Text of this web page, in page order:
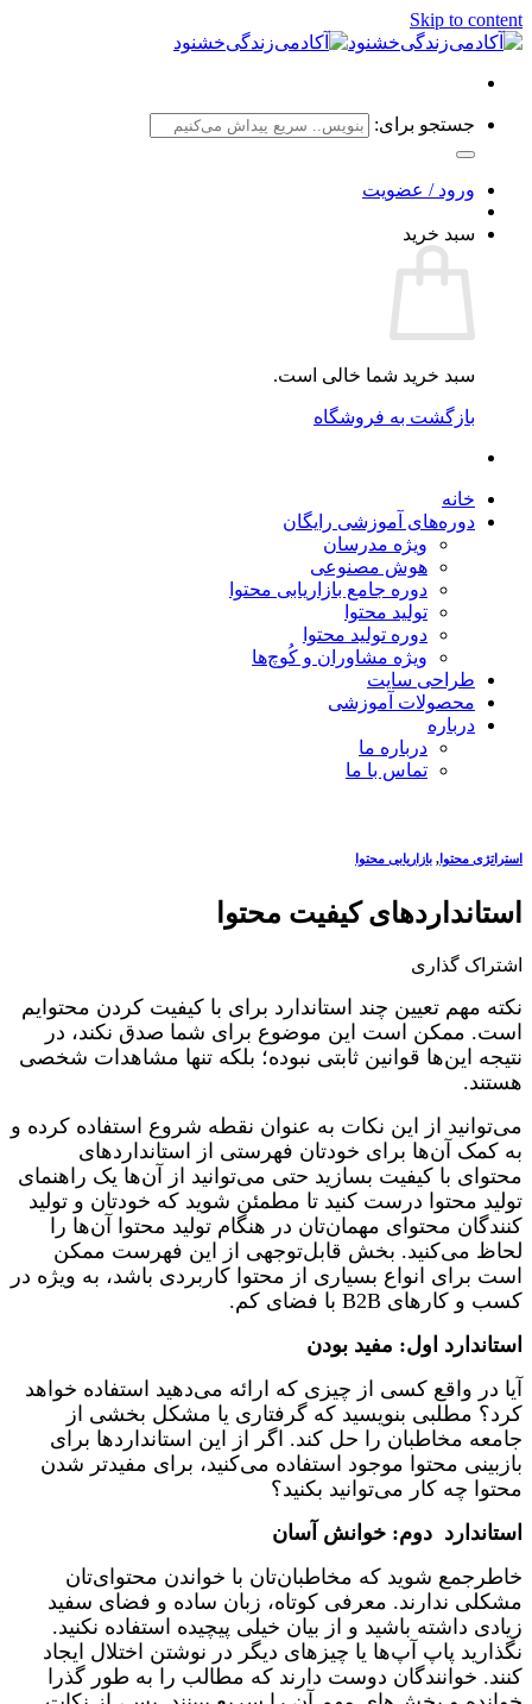
Skip to content
جستجو برای:
ورود / عضویت
سبد خرید
سبد خرید شما خالی است.
بازگشت به فروشگاه
خانه
دوره‌های آموزشی رایگان
ویژه مدرسان
هوش مصنوعی
دوره جامع بازاریابی محتوا
تولید محتوا
دوره تولید محتوا
ویژه مشاوران و کُوچ‌ها
طراحی سایت
محصولات آموزشی
درباره
درباره ما
تماس با ما
استراتژی محتوا, بازاریابی محتوا
استانداردهای کیفیت محتوا
اشتراک گذاری
نکته مهم تعیین چند استاندارد برای با کیفیت کردن محتوایم
است. ممکن است این موضوع برای شما صدق نکند، در
نتیجه این‌ها قوانین ثابتی نبوده؛ بلکه تنها مشاهدات شخصی
هستند.
می‌توانید از این نکات به عنوان نقطه شروع استفاده کرده و
به کمک آن‌ها برای خودتان فهرستی از استانداردهای
محتوای با کیفیت بسازید حتی می‌توانید از آن‌ها یک راهنمای
تولید محتوا درست کنید تا مطمئن شوید که خودتان و تولید
کنندگان محتوای مهمان‌تان در هنگام تولید محتوا آن‌ها را
لحاظ می‌کنید. بخش قابل‌توجهی از این فهرست ممکن
است برای انواع بسیاری از محتوا کاربردی باشد، به ویژه در
کسب و کارهای B2B با فضای کم.
استاندارد اول: مفید بودن
آیا در واقع کسی از چیزی که ارائه می‌دهید استفاده خواهد
کرد؟ مطلبی بنویسید که گرفتاری یا مشکل بخشی از
جامعه مخاطبان را حل کند. اگر از این استانداردها برای
بازبینی محتوا موجود استفاده می‌کنید، برای مفیدتر شدن
محتوا چه کار می‌توانید بکنید؟
استاندارد دوم: خوانش آسان
خاطرجمع شوید که مخاطبان‌تان با خواندن محتوای‌تان
مشکلی ندارند. معرفی کوتاه، زبان ساده و فضای سفید
زیادی داشته باشید و از بیان خیلی پیچیده استفاده نکنید.
نگذارید پاپ آپ‌ها یا چیزهای دیگر در نوشتن اختلال ایجاد
کنند. خوانندگان دوست دارند که مطالب را به طور گذرا